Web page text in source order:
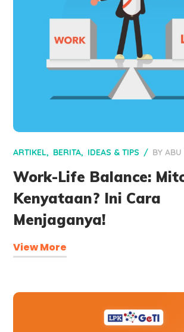
ARTIKEL BERITA IDEAS & TIPS BY
Work-Life Balance:
Kenyataan? Ini Cara
Menjaganya!
View More